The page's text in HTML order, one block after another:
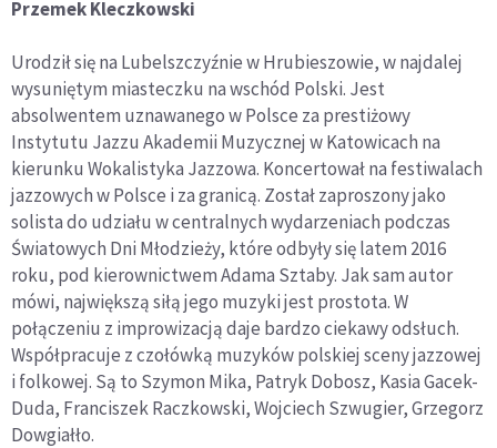
Przemek Kleczkowski
Urodził się na Lubelszczyźnie w Hrubieszowie, w najdalej
wysuniętym miasteczku na wschód Polski. Jest
absolwentem uznawanego w Polsce za prestiżowy
Instytutu Jazzu Akademii Muzycznej w Katowicach na
kierunku Wokalistyka Jazzowa. Koncertował na festiwalach
jazzowych w Polsce i za granicą. Został zaproszony jako
solista do udziału w centralnych wydarzeniach podczas
Światowych Dni Młodzieży, które odbyły się latem 2016
roku, pod kierownictwem Adama Sztaby. Jak sam autor
mówi, największą siłą jego muzyki jest prostota. W
połączeniu z improwizacją daje bardzo ciekawy odsłuch.
Współpracuje z czołówką muzyków polskiej sceny jazzowej
i folkowej. Są to Szymon Mika, Patryk Dobosz, Kasia Gacek-
Duda, Franciszek Raczkowski, Wojciech Szwugier, Grzegorz
Dowgiałło.